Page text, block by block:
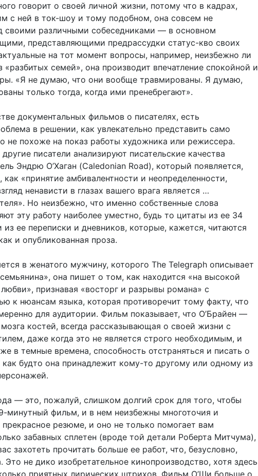
говорит о своей личной жизни, потому что в кадрах,
с ней в ток-шоу и тому подобном, она совсем не
своими различными собеседниками — в основном
представляющими предрассудки статус-кво своих
на тот момент вопросы, например, неизбежно ли
«разбитых семей», она производит впечатление спокойной и
«Я не думаю, что они вообще травмированы. Я думаю,
только тогда, когда ими пренебрегают».
документальных фильмов о писателях, есть
в решении, как увлекательно представить само
не похоже на показ работы художника или режиссера.
писатели анализируют писательские качества
Эндрю О’Хаган (Caledonian Road), который появляется,
как «принятие амбивалентности и неопределенности,
ненависти в глазах вашего врага является …
Но неизбежно, что именно собственные слова
эту работу наиболее уместно, будь то цитаты из ее 34
из ее переписки и дневников, которые, кажется, читаются
и опубликованная проза.
в женатого мужчину, которого The Telegraph описывает
она пишет о том, как находится «на высокой
признавая «восторг и разрывы романа» с
к нюансам языка, которая противоречит тому факту, что
для аудитории. Фильм показывает, что О’Брайен —
костей, всегда рассказывающая о своей жизни с
даже когда это не является строго необходимым, и
в темные времена, способность отстраняться и писать о
будто она принадлежит кому-то другому или одному из
— это, пожалуй, слишком долгий срок для того, чтобы
минутный фильм, и в нем неизбежны многоточия и
резюме, и оно не только помогает вам
забавных сплетен (вроде той детали Роберта Митчума),
захотеть прочитать больше ее работ, что, безусловно,
Это не дико изобретательное кинопроизводство, хотя здесь
приятных лирических штрихов. Фильм О’Ши больше о